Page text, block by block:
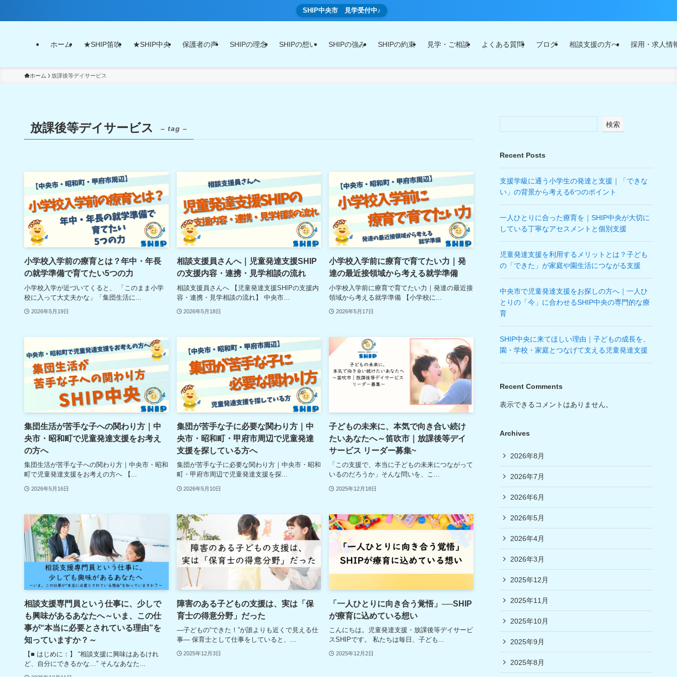
SHIP中央市 見学受付中♪
ホーム ★SHIP笛吹 ★SHIP中央 保護者の声 SHIPの理念 SHIPの想い SHIPの強み SHIPの約束 見学・ご相談 よくある質問 ブログ 相談支援の方へ 採用・求人情
ホーム 放課後等デイサービス
放課後等デイサービス – tag –
小学校入学前の療育とは？年中・年長
の就学準備で育てたい5つの力
小学校入学が近づいてくると、 「このまま小学
校に入って大丈夫かな」「集団生活に...
2026年5月19日
相談支援員さんへ｜児童発達支援SHIP
の支援内容・連携・見学相談の流れ
相談支援員さんへ 【児童発達支援SHIPの支援内
容・連携・見学相談の流れ】 中央市...
2026年5月18日
小学校入学前に療育で育てたい力｜発
達の最近接領域から考える就学準備
小学校入学前に療育で育てたい力｜発達の最近接
領域から考える就学準備 【小学校に...
2026年5月17日
集団生活が苦手な子への関わり方｜中
央市・昭和町で児童発達支援をお考え
の方へ
集団生活が苦手な子への関わり方｜中央市・昭和
町で児童発達支援をお考えの方へ 【...
2026年5月16日
集団が苦手な子に必要な関わり方｜中
央市・昭和町・甲府市周辺で児童発達
支援を探している方へ
集団が苦手な子に必要な関わり方｜中央市・昭和
町・甲府市周辺で児童発達支援を探...
2026年5月10日
子どもの未来に、本気で向き合い続け
たいあなたへ～笛吹市｜放課後等デイ
サービス リーダー募集~
「この支援で、本当に子どもの未来につながって
いるのだろうか」そんな問いを、こ...
2025年12月18日
相談支援専門員という仕事に、少しで
も興味があるあなたへ～いま、この仕
事が“本当に必要とされている理由”を
知っていますか？～
【■ はじめに：】 “相談支援に興味はあるけれ
ど、自分にできるかな…” そんなあなた...
障害のある子どもの支援は、実は「保
育士の得意分野」だった
―子どもの“できた！”が誰よりも近くで見える仕
事― 保育士として仕事をしていると、...
2025年12月3日
「一人ひとりに向き合う覚悟」──SHIP
が療育に込めている想い
こんにちは。児童発達支援・放課後等デイサービ
スSHIPです。 私たちは毎日、子ども...
2025年12月2日
検索
Recent Posts
支援学級に通う小学生の発達と支援｜「できな
い」の背景から考える6つのポイント
一人ひとりに合った療育を｜SHIP中央が大切に
している丁寧なアセスメントと個別支援
児童発達支援を利用するメリットとは？子ども
の「できた」が家庭や園生活につながる支援
中央市で児童発達支援をお探しの方へ｜一人ひ
とりの「今」に合わせるSHIP中央の専門的な療
育
SHIP中央に来てほしい理由｜子どもの成長を、
園・学校・家庭とつなげて支える児童発達支援
Recent Comments
表示できるコメントはありません。
Archives
2026年8月
2026年7月
2026年6月
2026年5月
2026年4月
2026年3月
2025年12月
2025年11月
2025年10月
2025年9月
2025年8月